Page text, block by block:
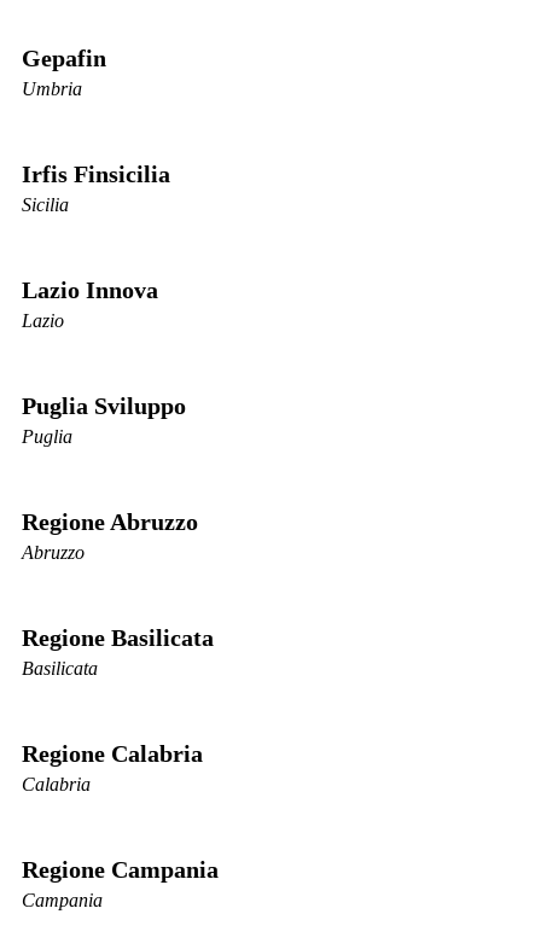
Gepafin
Umbria
Irfis Finsicilia
Sicilia
Lazio Innova
Lazio
Puglia Sviluppo
Puglia
Regione Abruzzo
Abruzzo
Regione Basilicata
Basilicata
Regione Calabria
Calabria
Regione Campania
Campania